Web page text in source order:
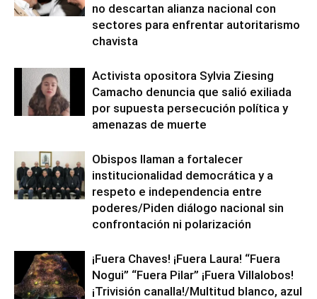
no descartan alianza nacional con
sectores para enfrentar autoritarismo
chavista
Activista opositora Sylvia Ziesing
Camacho denuncia que salió exiliada
por supuesta persecución política y
amenazas de muerte
Obispos llaman a fortalecer
institucionalidad democrática y a
respeto e independencia entre
poderes/Piden diálogo nacional sin
confrontación ni polarización
¡Fuera Chaves! ¡Fuera Laura! “Fuera
Nogui” “Fuera Pilar” ¡Fuera Villalobos!
¡Trivisión canalla!/Multitud blanco, azul